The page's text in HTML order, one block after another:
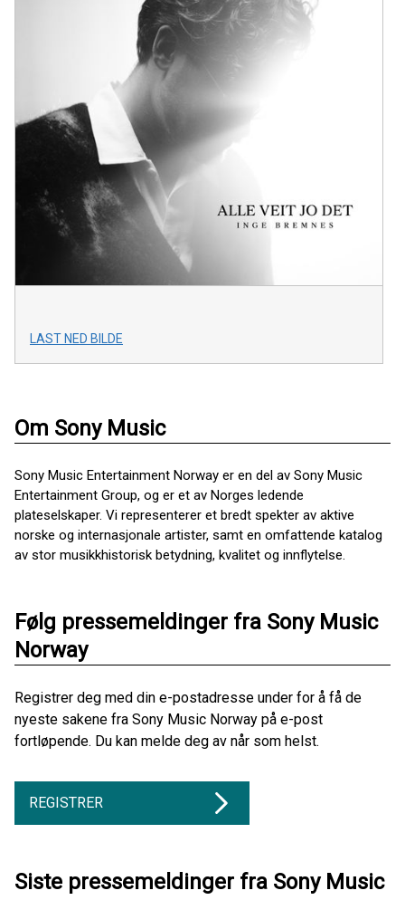
LAST NED BILDE
Om Sony Music
Sony Music Entertainment Norway er en del av Sony Music
Entertainment Group, og er et av Norges ledende
plateselskaper. Vi representerer et bredt spekter av aktive
norske og internasjonale artister, samt en omfattende katalog
av stor musikkhistorisk betydning, kvalitet og innflytelse.
Følg pressemeldinger fra Sony Music
Norway
Registrer deg med din e-postadresse under for å få de
nyeste sakene fra Sony Music Norway på e-post
fortløpende. Du kan melde deg av når som helst.
REGISTRER
Siste pressemeldinger fra Sony Music